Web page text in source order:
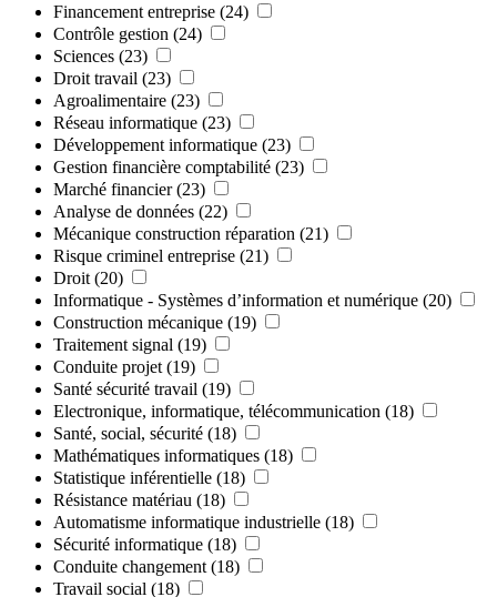
Financement entreprise (24)
Contrôle gestion (24)
Sciences (23)
Droit travail (23)
Agroalimentaire (23)
Réseau informatique (23)
Développement informatique (23)
Gestion financière comptabilité (23)
Marché financier (23)
Analyse de données (22)
Mécanique construction réparation (21)
Risque criminel entreprise (21)
Droit (20)
Informatique - Systèmes d’information et numérique (20)
Construction mécanique (19)
Traitement signal (19)
Conduite projet (19)
Santé sécurité travail (19)
Electronique, informatique, télécommunication (18)
Santé, social, sécurité (18)
Mathématiques informatiques (18)
Statistique inférentielle (18)
Résistance matériau (18)
Automatisme informatique industrielle (18)
Sécurité informatique (18)
Conduite changement (18)
Travail social (18)